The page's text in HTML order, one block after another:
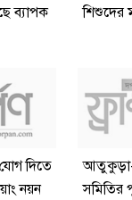
ব্যাপক
শিশুদের
দিতে
নয়ন
আতুকুড়া-
সমিতির